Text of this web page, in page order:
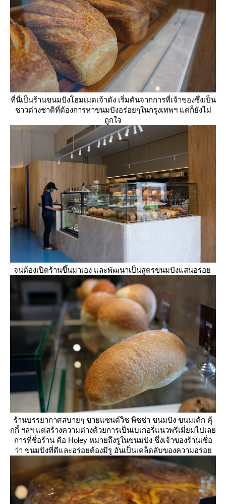
ที่นี่เป็นร้านขนมปังโฮมเมดเจ้าดัง เริ่มต้นจากการที่เจ้าของซึ่งเป็น
ชาวต่างชาติที่ต้องการหาขนมปังอร่อยๆในกรุงเทพฯ แต่ก็ยังไม่
ถูกใจ
จนต้องเปิดร้านขึ้นมาเอง และพัฒนาเป็นสูตรขนมปังแสนอร่อ
ร้านบรรยากาศสบายๆ ขายแซนด์วิช พิซซ่า ขนมปัง ขนมเค้ก คุ้
กกี้ ฯลฯ แต่สร้างความต่างด้วยการเป็นเบเกอรี่แนวพรีเมี่ยมไปเล
การที่ชื่อร้าน คือ Holey หมายถึงรูในขนมปัง ซึ่งเจ้าของร้านเชื่อ
ว่า ขนมปังที่ดีและอร่อยต้องมีรู อันเป็นเคล็ดลับของความอร่อ